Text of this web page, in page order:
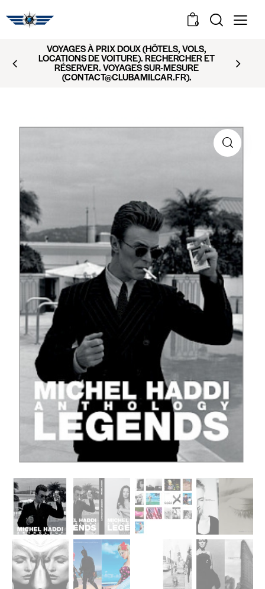
0
VOYAGES À PRIX DOUX (HÔTELS, VOLS,
LOCATIONS DE VOITURE). RECHERCHER ET
RÉSERVER. VOYAGES SUR-MESURE
(CONTACT@CLUBAMILCAR.FR).